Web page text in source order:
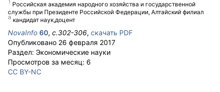
Российская академия народного хозяйства и государственной
службы при Президенте Российской Федерации, Алтайский филиал
кандидат наук,доцент
NovaInfo 60, с.302-306, скачать PDF
Опубликовано 26 февраля 2017
Раздел: Экономические науки
Просмотров за месяц: 6
CC BY-NC